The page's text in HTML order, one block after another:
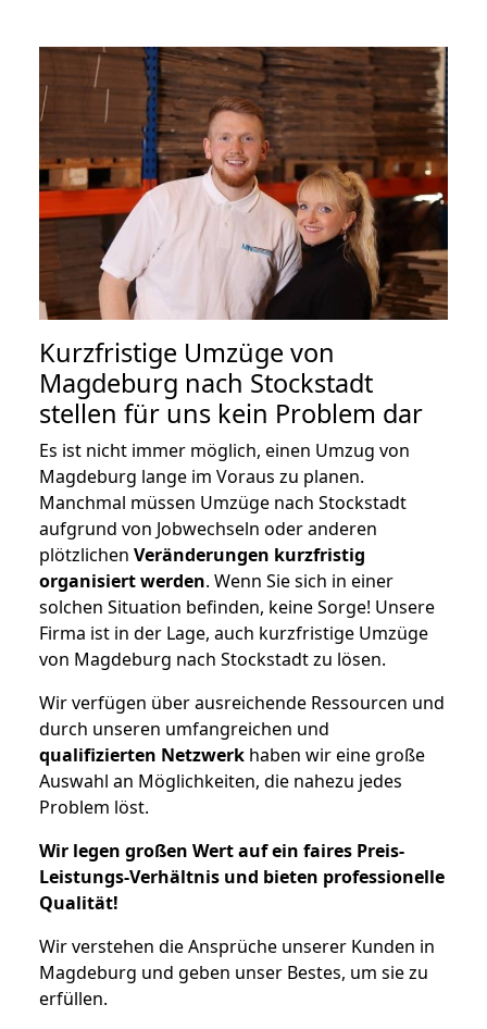
Kurzfristige Umzüge von
Magdeburg nach Stockstadt
stellen für uns kein Problem dar
Es ist nicht immer möglich, einen Umzug von
Magdeburg lange im Voraus zu planen.
Manchmal müssen Umzüge nach Stockstadt
aufgrund von Jobwechseln oder anderen
plötzlichen Veränderungen kurzfristig
organisiert werden. Wenn Sie sich in einer
solchen Situation befinden, keine Sorge! Unsere
Firma ist in der Lage, auch kurzfristige Umzüge
von Magdeburg nach Stockstadt zu lösen.
Wir verfügen über ausreichende Ressourcen und
durch unseren umfangreichen und
qualifizierten Netzwerk haben wir eine große
Auswahl an Möglichkeiten, die nahezu jedes
Problem löst.
Wir legen großen Wert auf ein faires Preis-
Leistungs-Verhältnis und bieten professionelle
Qualität!
Wir verstehen die Ansprüche unserer Kunden in
Magdeburg und geben unser Bestes, um sie zu
erfüllen.